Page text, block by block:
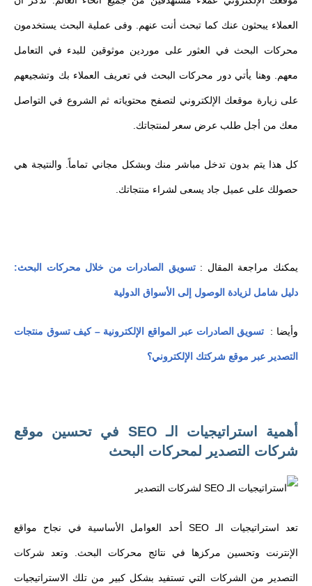
العملاء يبحثون عنك كما تبحث أنت عنهم. وفى عملية البحث يستخدمون
محركات البحث في العثور على موردين موثوقين للبدء في التعامل
معهم. وهنا يأتي دور محركات البحث في تعريف العملاء بك وتشجيعهم
على زيارة موقعك الإلكتروني لتصفح محتوياته ثم الشروع في التواصل
معك من أجل طلب عرض سعر لمنتجاتك.
كل هذا يتم بدون تدخل مباشر منك وبشكل مجاني تماماً. والنتيجة هي
حصولك على عميل جاد يسعى لشراء منتجاتك.
يمكنك مراجعة المقال :تسويق الصادرات من خلال محركات البحث:
دليل شامل لزيادة الوصول إلى الأسواق الدولية
وأيضا : تسويق الصادرات عبر المواقع الإلكترونية – كيف تسوق منتجات
التصدير عبر موقع شركتك الإلكتروني؟
أهمية استراتيجيات الـ SEO في تحسين موقع
شركات التصدير لمحركات البحث
تعد استراتيجيات الـ SEO أحد العوامل الأساسية في نجاح مواقع
الإنترنت وتحسين مركزها في نتائج محركات البحث. وتعد شركات
التصدير من الشركات التي تستفيد بشكل كبير من تلك الاستراتيجيات